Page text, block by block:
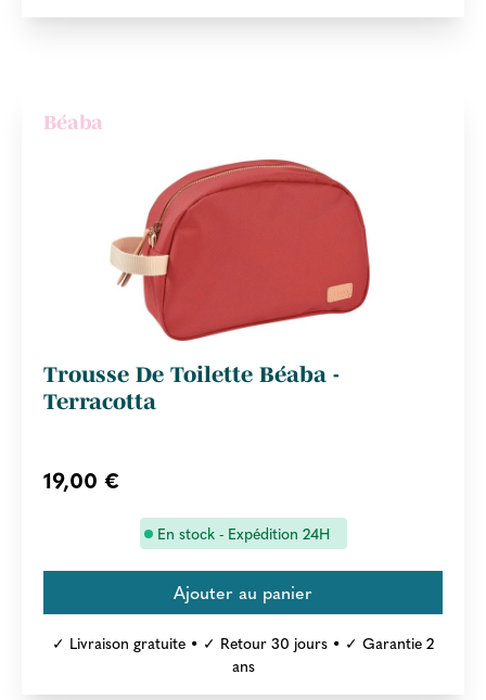
Béaba
Trousse De Toilette Béaba -
Terracotta
19,00 €
En stock - Expédition 24H
✓ Livraison gratuite • ✓ Retour 30 jours • ✓ Garantie 2
ans